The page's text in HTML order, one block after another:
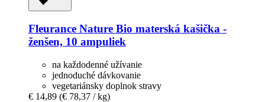
Fleurance Nature Bio materská kašička -​
ženšen, 10 ampuliek
na každodenné užívanie
jednoduché dávkovanie
vegetariánsky doplnok stravy
€ 14,89 (€ 78,37 / kg)